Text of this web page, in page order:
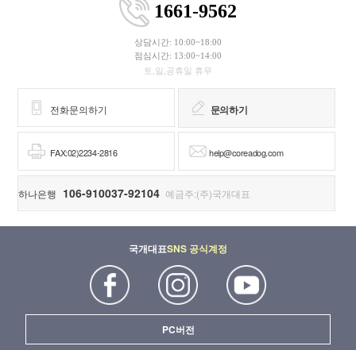
1661-9562
상담시간: 10:00~18:00
점심시간: 13:00~14:00
토,일,공휴일 휴무
전화문의하기 문의하기
FAX:02)2234-2816 help@coreadog.com
하나은행 106-910037-92104 예금주:(주)국개대표
국개대표SNS 공식계정
PC버전